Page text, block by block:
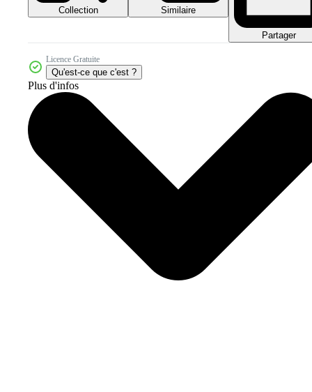
Collection Similaire
Partager
Licence Gratuite
Qu'est-ce que c'est ?
Plus d'infos